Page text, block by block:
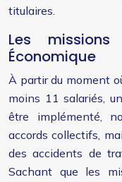
titulaires.
Les
Économique
À partir du moment
moins 11 salariés,
être implémenté,
accords collectifs,
des accidents de
Sachant que les